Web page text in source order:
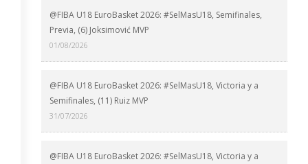
@FIBA U18 EuroBasket 2026: #SelMasU18, Semifinales,
Previa, (6) Joksimović MVP
01/08/2026
@FIBA U18 EuroBasket 2026: #SelMasU18, Victoria y a
Semifinales, (11) Ruiz MVP
31/07/2026
@FIBA U18 EuroBasket 2026: #SelMasU18, Victoria y a